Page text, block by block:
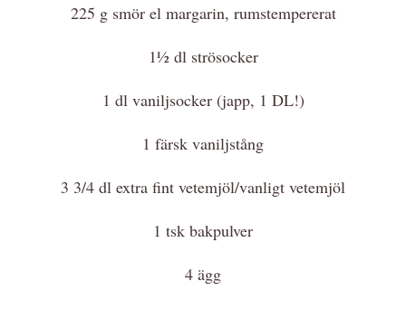
225 g smör el margarin, rumstempererat
1½ dl strösocker
1 dl vaniljsocker (japp, 1 DL!)
1 färsk vaniljstång
3 3/4 dl extra fint vetemjöl/vanligt vetemjöl
1 tsk bakpulver
4 ägg